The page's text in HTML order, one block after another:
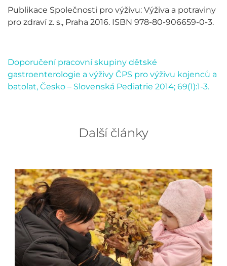
Publikace Společnosti pro výživu: Výživa a potraviny
pro zdraví z. s., Praha 2016. ISBN 978-80-906659-0-3.
Doporučení pracovní skupiny dětské
gastroenterologie a výživy ČPS pro výživu kojenců a
batolat, Česko – Slovenská Pediatrie 2014; 69(1):1-3.
Další články